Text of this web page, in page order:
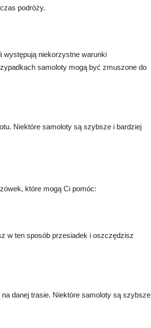
podróży.
występują niekorzystne warunki
samoloty mogą być zmuszone do
Niektóre samoloty są szybsze i bardziej
które mogą Ci pomóc:
w ten sposób przesiadek i oszczędzisz
danej trasie. Niektóre samoloty są szybsze